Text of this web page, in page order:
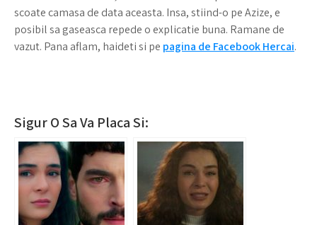
scoate camasa de data aceasta. Insa, stiind-o pe Azize, e
posibil sa gaseasca repede o explicatie buna. Ramane de
vazut. Pana aflam, haideti si pe pagina de Facebook Hercai.
Sigur O Sa Va Placa Si: